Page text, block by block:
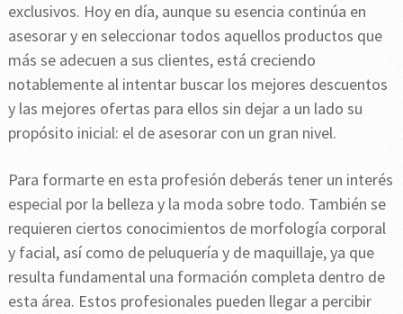
exclusivos. Hoy en día, aunque su esencia continúa en
asesorar y en seleccionar todos aquellos productos que
más se adecuen a sus clientes, está creciendo
notablemente al intentar buscar los mejores descuentos
y las mejores ofertas para ellos sin dejar a un lado su
propósito inicial: el de asesorar con un gran nivel.
Para formarte en esta profesión deberás tener un interés
especial por la belleza y la moda sobre todo. También se
requieren ciertos conocimientos de morfología corporal
y facial, así como de peluquería y de maquillaje, ya que
resulta fundamental una formación completa dentro de
esta área. Estos profesionales pueden llegar a percibir